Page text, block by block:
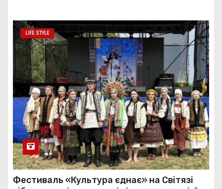
LIFE STYLE
Фестиваль «Культура єднає» на Світязі